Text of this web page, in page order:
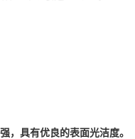
，具有优良的表面光洁度。